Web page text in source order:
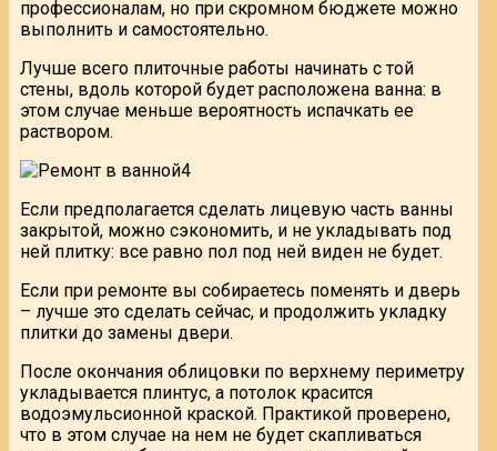
профессионалам, но при скромном бюджете можно
выполнить и самостоятельно.
Лучше всего плиточные работы начинать с той
стены, вдоль которой будет расположена ванна: в
этом случае меньше вероятность испачкать ее
раствором.
Если предполагается сделать лицевую часть ванны
закрытой, можно сэкономить, и не укладывать под
ней плитку: все равно пол под ней виден не будет.
Если при ремонте вы собираетесь поменять и дверь
– лучше это сделать сейчас, и продолжить укладку
плитки до замены двери.
После окончания облицовки по верхнему периметру
укладывается плинтус, а потолок красится
водоэмульсионной краской. Практикой проверено,
что в этом случае на нем не будет скапливаться